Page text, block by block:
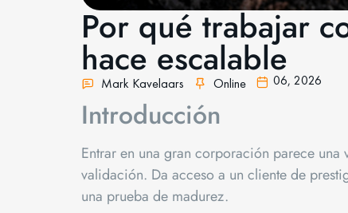
Por qué trabajar
hace escalable
Mark Kavelaars Online 06, 2026
Introducción
Entrar en una gran corporación parece
validación. Da acceso a un cliente de
una prueba de madurez.